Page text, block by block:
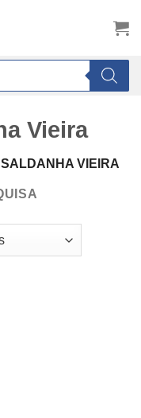
Vieira
VIEIRA